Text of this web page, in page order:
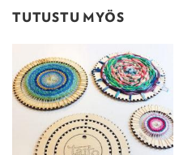
TUTUSTU MYÖS